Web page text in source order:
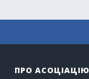
ПРО АСОЦІАЦІЮ